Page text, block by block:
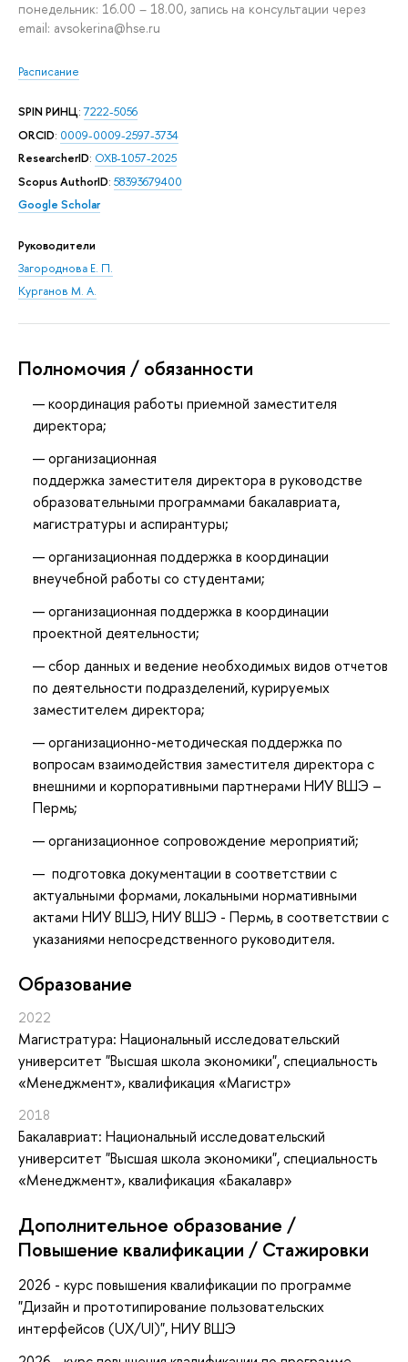
понедельник: 16.00 – 18.00, запись на консультации через
email: avsokerina@hse.ru
Расписание
SPIN РИНЦ:7222-5056
ORCID: 0009-0009-2597-3734
ResearcherID: OXB-1057-2025
Scopus AuthorID: 58393679400
Google Scholar
Руководители
Загороднова Е. П.
Курганов М. А.
Полномочия / обязанности
координация работы приемной заместителя
директора;
организационная
поддержка заместителя директора в руководстве
образовательными программами бакалавриата,
магистратуры и аспирантуры;
организационная поддержка в координации
внеучебной работы со студентами;
организационная поддержка в координации
проектной деятельности;
сбор данных и ведение необходимых видов отчетов
по деятельности подразделений, курируемых
заместителем директора;
организационно-методическая поддержка по
вопросам взаимодействия заместителя директора с
внешними и корпоративными партнерами НИУ ВШЭ –
Пермь;
организационное сопровождение мероприятий;
подготовка документации в соответствии с
актуальными формами, локальными нормативными
актами НИУ ВШЭ, НИУ ВШЭ - Пермь, в соответствии с
указаниями непосредственного руководителя.
Oбразование
2022
Магистратура: Национальный исследовательский
университет "Высшая школа экономики", специальность
«Менеджмент», квалификация «Магистр»
2018
Бакалавриат: Национальный исследовательский
университет "Высшая школа экономики", специальность
«Менеджмент», квалификация «Бакалавр»
Дополнительное образование /
Повышение квалификации / Стажировки
2026 - курс повышения квалификации по программе
"Дизайн и прототипирование пользовательских
интерфейсов (UX/UI)", НИУ ВШЭ